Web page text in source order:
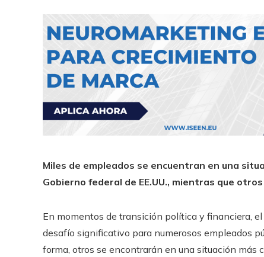
Miles de empleados se encuentran en una
Gobierno federal de EE.UU., mientras que
En momentos de transición política y financiera,
desafío significativo para numerosos empleados
forma, otros se encontrarán en una situación más